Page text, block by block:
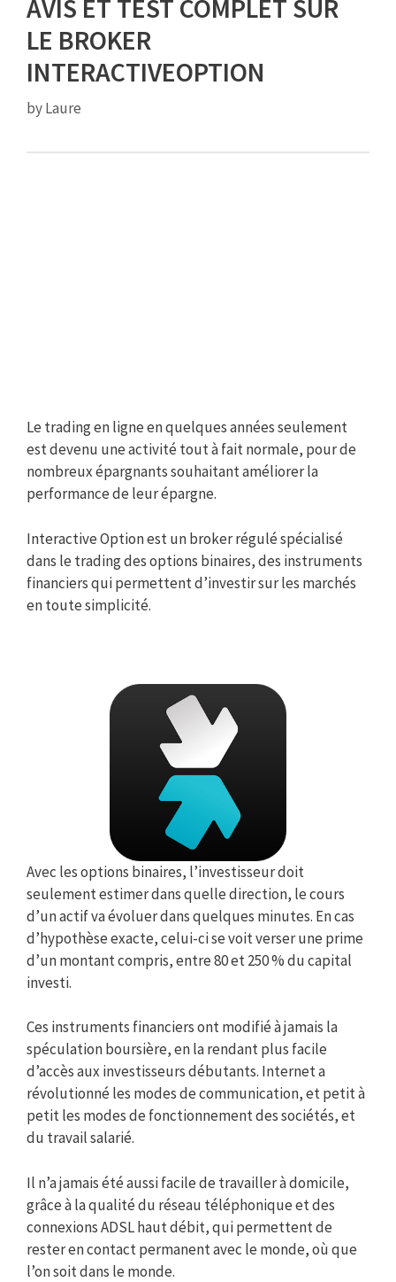
AVIS ET TEST COMPLET SUR
LE BROKER
INTERACTIVEOPTION
byLaure
Le trading en ligne en quelques années seulement
est devenu une activité tout à fait normale, pour de
nombreux épargnants souhaitant améliorer la
performance de leur épargne.
Interactive Option est un broker régulé spécialisé
dans le trading des options binaires, des instruments
financiers qui permettent d’investir sur les marchés
en toute simplicité.
Avec les options binaires, l’investisseur doit
seulement estimer dans quelle direction, le cours
d’un actif va évoluer dans quelques minutes. En cas
d’hypothèse exacte, celui-ci se voit verser une prime
d’un montant compris, entre 80 et 250 % du capital
investi.
Ces instruments financiers ont modifié à jamais la
spéculation boursière, en la rendant plus facile
d’accès aux investisseurs débutants. Internet a
révolutionné les modes de communication, et petit à
petit les modes de fonctionnement des sociétés, et
du travail salarié.
Il n’a jamais été aussi facile de travailler à domicile,
grâce à la qualité du réseau téléphonique et des
connexions ADSL haut débit, qui permettent de
rester en contact permanent avec le monde, où que
l’on soit dans le monde.